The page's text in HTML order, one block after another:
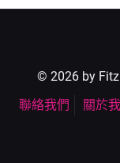
© 2026 by Fitz
聯絡我們
關於